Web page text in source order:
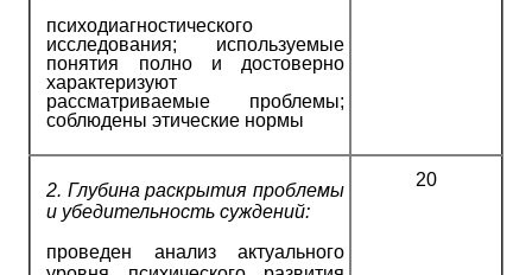
психодиагностического
исследования; используемые
понятия полно и достоверно
характеризуют
рассматриваемые проблемы;
соблюдены этические нормы
2. Глубина раскрытия проблемы
и убедительность суждений:
проведен анализ актуального
20